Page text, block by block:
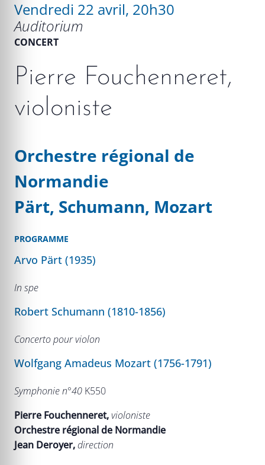
Vendredi 22 avril, 20h30
Auditorium
CONCERT
Pierre Fouchenneret,
violoniste
Orchestre régional de
Normandie
Pärt, Schumann, Mozart
PROGRAMME
Arvo Pärt (1935)
In spe
Robert Schumann (1810-1856)
Concerto pour violon
Wolfgang Amadeus Mozart (1756-1791)
Symphonie n°40 K550
Pierre Fouchenneret,violoniste
Orchestre régional de Normandie
Jean Deroyer,direction